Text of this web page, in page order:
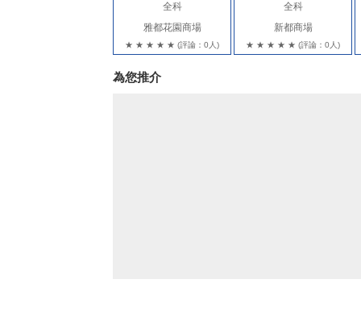
全科
雅都花園商場
★ ★ ★ ★ ★ (評論：0人)
全科
新都商場
★ ★ ★ ★ ★ (評論：0人)
為您推介